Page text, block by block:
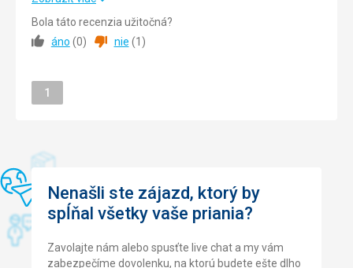
Pláž
Pláž je 2 minuty chůze od hotelu, kde je moře zvlněné. Na
druhé straně asi 15 minut chůze je moře klidnější, koupali
Strava
Milý, ochotný personál
Služby
Pěkné nápoje v baru, dobrá snídaně
Táto recenzia bola preložená automaticky pomocou
Strava
Okolie
Cena
Bola táto recenzia užitočná?
áno (0) nie (1 )
Stránka
1
Nenašli ste zájazd, ktorý by
spĺňal všetky vaše priania?
Zavolajte nám alebo spusťte live chat a my vám
zabezpečíme dovolenku, na ktorú budete ešte dlho